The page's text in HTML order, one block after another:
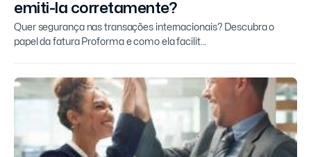
emiti-la corretamente?
Quer segurança nas transações internacionais? Descubra o
papel da fatura Proforma e como ela facilit...